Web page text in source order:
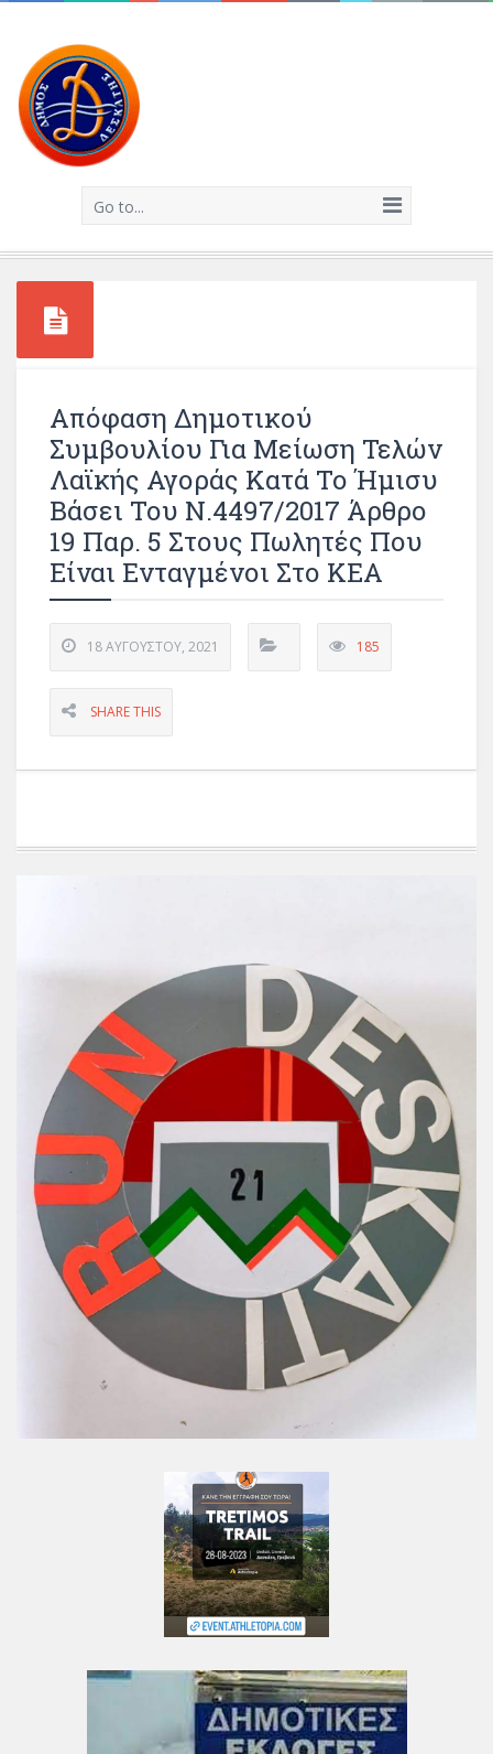
Go to...
Απόφαση Δημοτικού
Συμβουλίου Για Μείωση Τελών
Λαϊκής Αγοράς Κατά Το Ήμισυ
Βάσει Του Ν.4497/2017 Άρθρο
19 Παρ. 5 Στους Πωλητές Που
Είναι Ενταγμένοι Στο ΚΕΑ
18 ΑΥΓΟΎΣΤΟΥ, 2021 185
SHARE THIS